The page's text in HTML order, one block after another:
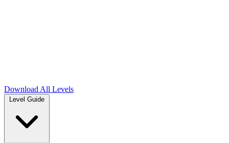
Download All Levels
Level Guide